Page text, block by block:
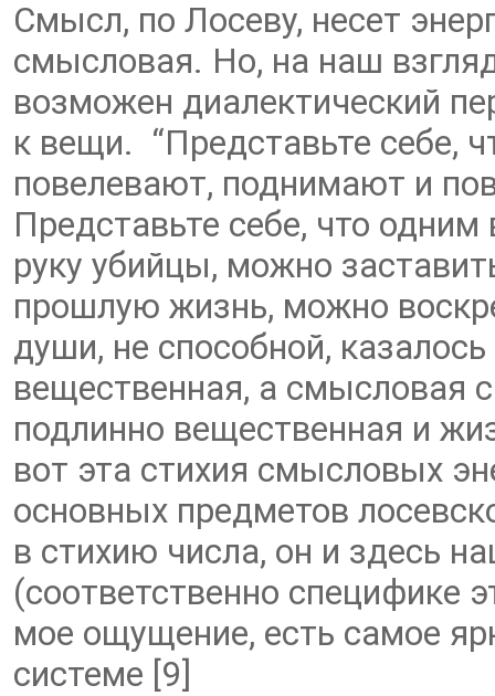
Смысл, по Лосеву, несет
смысловая. Но, на наш
возможен диалектический
к вещи. “Представьте себе,
повелевают, поднимают и
Представьте себе, что
руку убийцы, можно
прошлую жизнь, можно
души, не способной,
вещественная, а смысловая
подлинно вещественная и
вот эта стихия смысловых
основных предметов
в стихию числа, он и здесь
(соответственно специфике
мое ощущение, есть самое
системе [9]